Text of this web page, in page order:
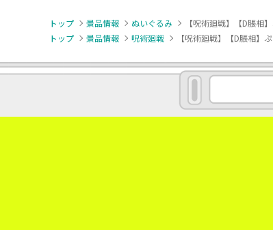
トップ 景品情報 ぬいぐるみ
【呪術廻戦】【D脹相
トップ
景品情報 呪術廻戦 【呪術廻戦】【D脹相】